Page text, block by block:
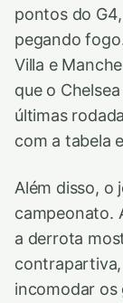
pontos do
pegando
Villa e
que o
últimas
com a tabela
Além disso, o
campeonato.
a derrota
incomodar os